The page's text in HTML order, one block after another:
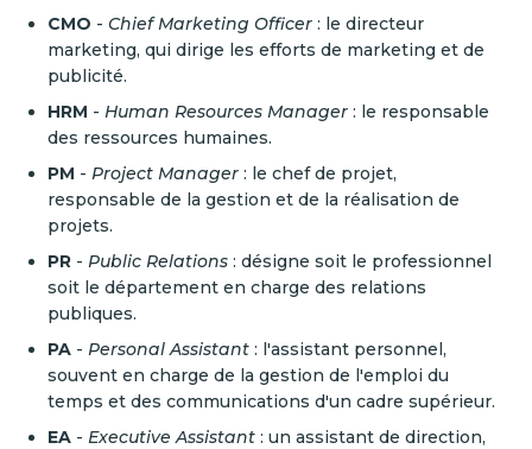
CMO - Chief Marketing Officer : le directeur
marketing, qui dirige les efforts de marketing et de
publicité.
HRM - Human Resources Manager : le responsable
des ressources humaines.
PM - Project Manager : le chef de projet,
responsable de la gestion et de la réalisation de
projets.
PR - Public Relations : désigne soit le professionnel
soit le département en charge des relations
publiques.
PA - Personal Assistant : l'assistant personnel,
souvent en charge de la gestion de l'emploi du
temps et des communications d'un cadre supérieur.
EA - Executive Assistant : un assistant de direction,